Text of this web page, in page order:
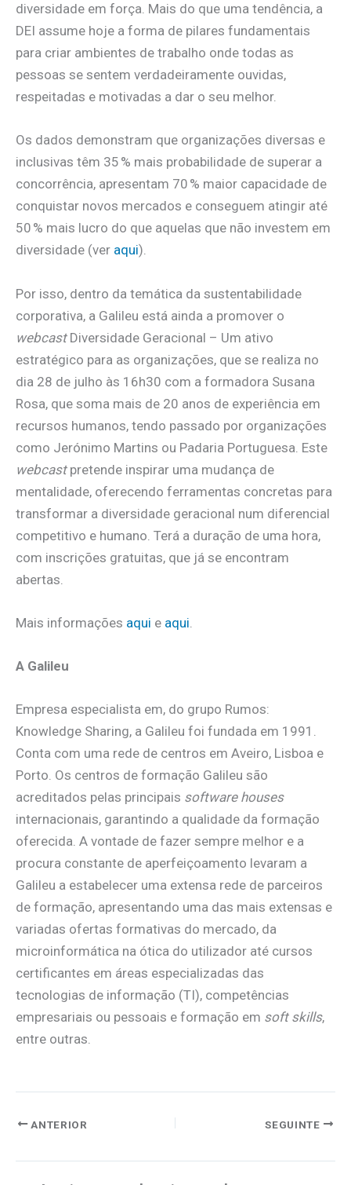
diversidade em força. Mais do que uma tendência, a
DEI assume hoje a forma de pilares fundamentais
para criar ambientes de trabalho onde todas as
pessoas se sentem verdadeiramente ouvidas,
respeitadas e motivadas a dar o seu melhor.
Os dados demonstram que organizações diversas e
inclusivas têm 35 % mais probabilidade de superar a
concorrência, apresentam 70 % maior capacidade de
conquistar novos mercados e conseguem atingir até
50 % mais lucro do que aquelas que não investem em
diversidade (ver aqui).
Por isso, dentro da temática da sustentabilidade
corporativa, a Galileu está ainda a promover o
webcastDiversidade Geracional – Um ativo
estratégico para as organizações, que se realiza no
dia 28 de julho às 16h30 com a formadora Susana
Rosa, que soma mais de 20 anos de experiência em
recursos humanos, tendo passado por organizações
como Jerónimo Martins ou Padaria Portuguesa. Este
webcastpretende inspirar uma mudança de
mentalidade, oferecendo ferramentas concretas para
transformar a diversidade geracional num diferencial
competitivo e humano. Terá a duração de uma hora,
com inscrições gratuitas, que já se encontram
abertas.
Mais informações aqui e aqui
A Galileu
Empresa especialista em, do grupo Rumos:
Knowledge Sharing, a Galileu foi fundada em 1991.
Conta com uma rede de centros em Aveiro, Lisboa e
Porto. Os centros de formação Galileu são
acreditados pelas principais software houses
internacionais, garantindo a qualidade da formação
oferecida. A vontade de fazer sempre melhor e a
procura constante de aperfeiçoamento levaram a
Galileu a estabelecer uma extensa rede de parceiros
de formação, apresentando uma das mais extensas e
variadas ofertas formativas do mercado, da
microinformática na ótica do utilizador até cursos
certificantes em áreas especializadas das
tecnologias de informação (TI), competências
empresariais ou pessoais e formação em soft skills,
entre outras.
ANTERIOR SEGUINTE